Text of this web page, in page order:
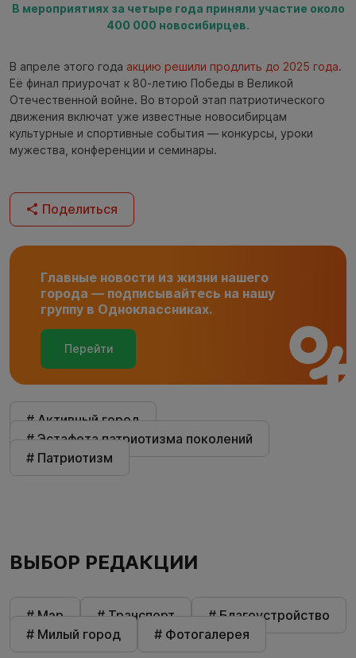
В мероприятиях за четыре года приняли участие около
400 000 новосибирцев.
В апреле этого года акцию решили продлить до 2025 года.
Её финал приурочат к 80-летию Победы в Великой
Отечественной войне. Во второй этап патриотического
движения включат уже известные новосибирцам
культурные и спортивные события — конкурсы, уроки
мужества, конференции и семинары.
Поделиться
Главные новости из жизни нашего
города — подписывайтесь на нашу
группу в Одноклассниках.
Перейти
# Активный город
# Эстафета патриотизма поколений
# Патриотизм
ВЫБОР РЕДАКЦИИ
# Мэр # Транспорт
# Благоустройство
# Милый город
# Фотогалерея